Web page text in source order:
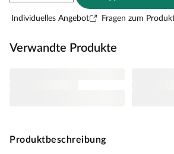
Individuelles Angebot Fragen zum
Verwandte Produkte
Produktbeschreibung